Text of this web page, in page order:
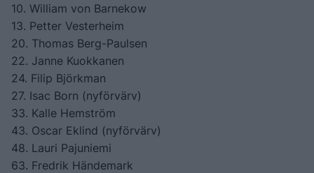
10. William von Barnekow
13. Petter Vesterheim
20. Thomas Berg-Paulsen
22. Janne Kuokkanen
24. Filip Björkman
27. Isac Born (nyförvärv)
33. Kalle Hemström
43. Oscar Eklind (nyförvärv)
48. Lauri Pajuniemi
63. Fredrik Händemark